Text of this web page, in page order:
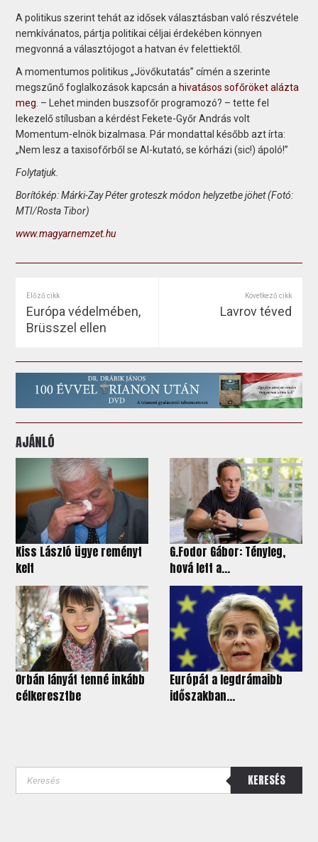
A politikus szerint tehát az idősek választásban való részvétele
nemkívánatos, pártja politikai céljai érdekében könnyen
megvonná a választójogot a hatvan év felettiektől.
A momentumos politikus „Jövőkutatás” címén a szerinte
megszűnő foglalkozások kapcsán a hivatásos sofőröket alázta
meg . – Lehet minden buszsofőr programozó? – tette fel
lekezelő stílusban a kérdést Fekete-Győr András volt
Momentum-elnök bizalmasa. Pár mondattal később azt írta:
„Nem lesz a taxisofőrből se AI-kutató, se kórházi (sic!) ápoló!”
Folytatjuk.
Borítókép: Márki-Zay Péter groteszk módon helyzetbe jöhet (Fotó:
MTI/Rosta Tibor)
www.magyarnemzet.hu
Előző cikk
Európa védelmében,
Brüsszel ellen
Következő cikk
Lavrov téved
AJÁNLÓ
Kiss László ügye reményt
kelt
G.Fodor Gábor: Tényleg,
hová lett a...
Orbán lányát tenné inkább
célkeresztbe
Európát a legdrámaibb
időszakban...
KERESÉS